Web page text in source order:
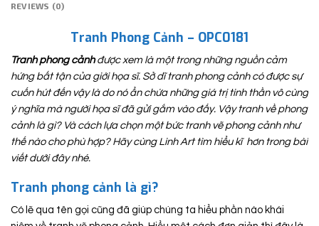
REVIEWS (0)
Tranh Phong Cảnh – OPC0181
Tranh phong cảnhđược xem là một trong những nguồn cảm
hứng bất tận của giới họa sĩ. Sở dĩ tranh phong cảnh có được sự
cuốn hút đến vậy là do nó ẩn chứa những giá trị tinh thần vô cùng
ý nghĩa mà người họa sĩ đã gửi gắm vào đấy. Vậy tranh về phong
cảnh là gì? Và cách lựa chọn một bức tranh vẽ phong cảnh như
thế nào cho phù hợp? Hãy cùng Linh Art tìm hiểu kĩ hơn trong bài
viết dưới đây nhé.
Tranh phong cảnh là gì?
Có lẽ qua tên gọi cũng đã giúp chúng ta hiểu phần nào khái